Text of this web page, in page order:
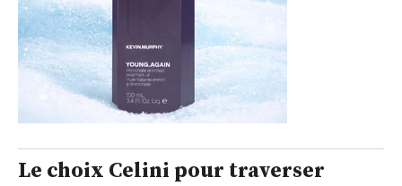
Le choix Celini pour traverser